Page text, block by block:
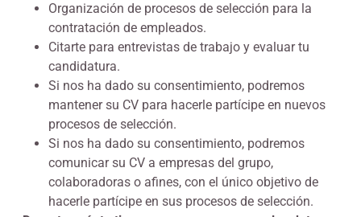
Organización de procesos de selección para la
contratación de empleados.
Citarte para entrevistas de trabajo y evaluar tu
candidatura.
Si nos ha dado su consentimiento, podremos
mantener su CV para hacerle partícipe en nuevos
procesos de selección.
Si nos ha dado su consentimiento, podremos
comunicar su CV a empresas del grupo,
colaboradoras o afines, con el único objetivo de
hacerle partícipe en sus procesos de selección.